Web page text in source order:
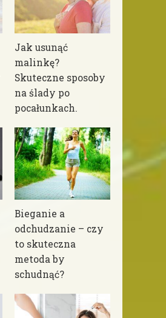
Jak usunąć
malinkę?
Skuteczne sposoby
na ślady po
pocałunkach.
Bieganie a
odchudzanie – czy
to skuteczna
metoda by
schudnąć?